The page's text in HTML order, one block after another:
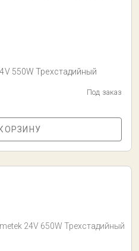
550W Трехстадийный
Под заказ